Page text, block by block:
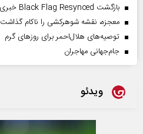
بازگشت Black Flag Resynced خبری جذاب برای دوستداران بازی
معجزه، نقشه شوهرکشی را ناکام گذاشت
توصیه‌های هلال‌احمر برای روز‌های گرم
جام‌جهانی مهاجران
ویدئو